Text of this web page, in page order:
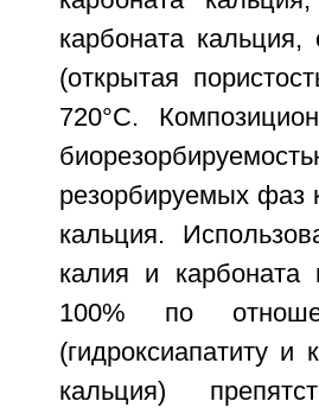
карбоната
(открытая
720°С.
резорбируемых фаз
кальция.
калия и карбоната
100% по
(гидроксиапатиту и
кальция)